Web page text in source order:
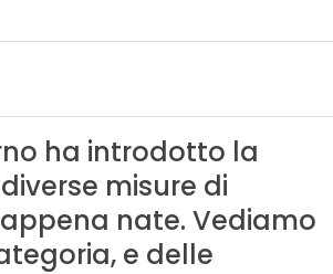
ha introdotto la
misure di
nate. Vediamo
e delle